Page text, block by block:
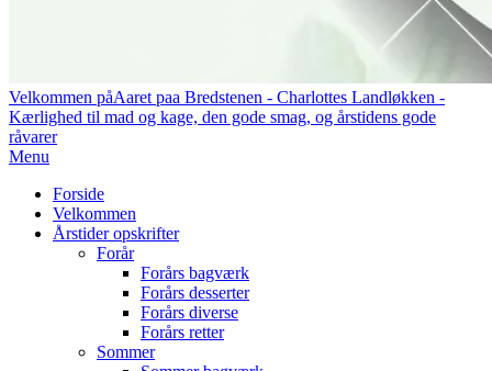
Velkommen påAaret paa Bredstenen - Charlottes Landløkken -
Kærlighed til mad og kage, den gode smag, og årstidens gode
råvarer
Primary
Menu
Menu
Forside
Velkommen
Årstider opskrifter
Forår
Forårs bagværk
Forårs desserter
Forårs diverse
Forårs retter
Sommer